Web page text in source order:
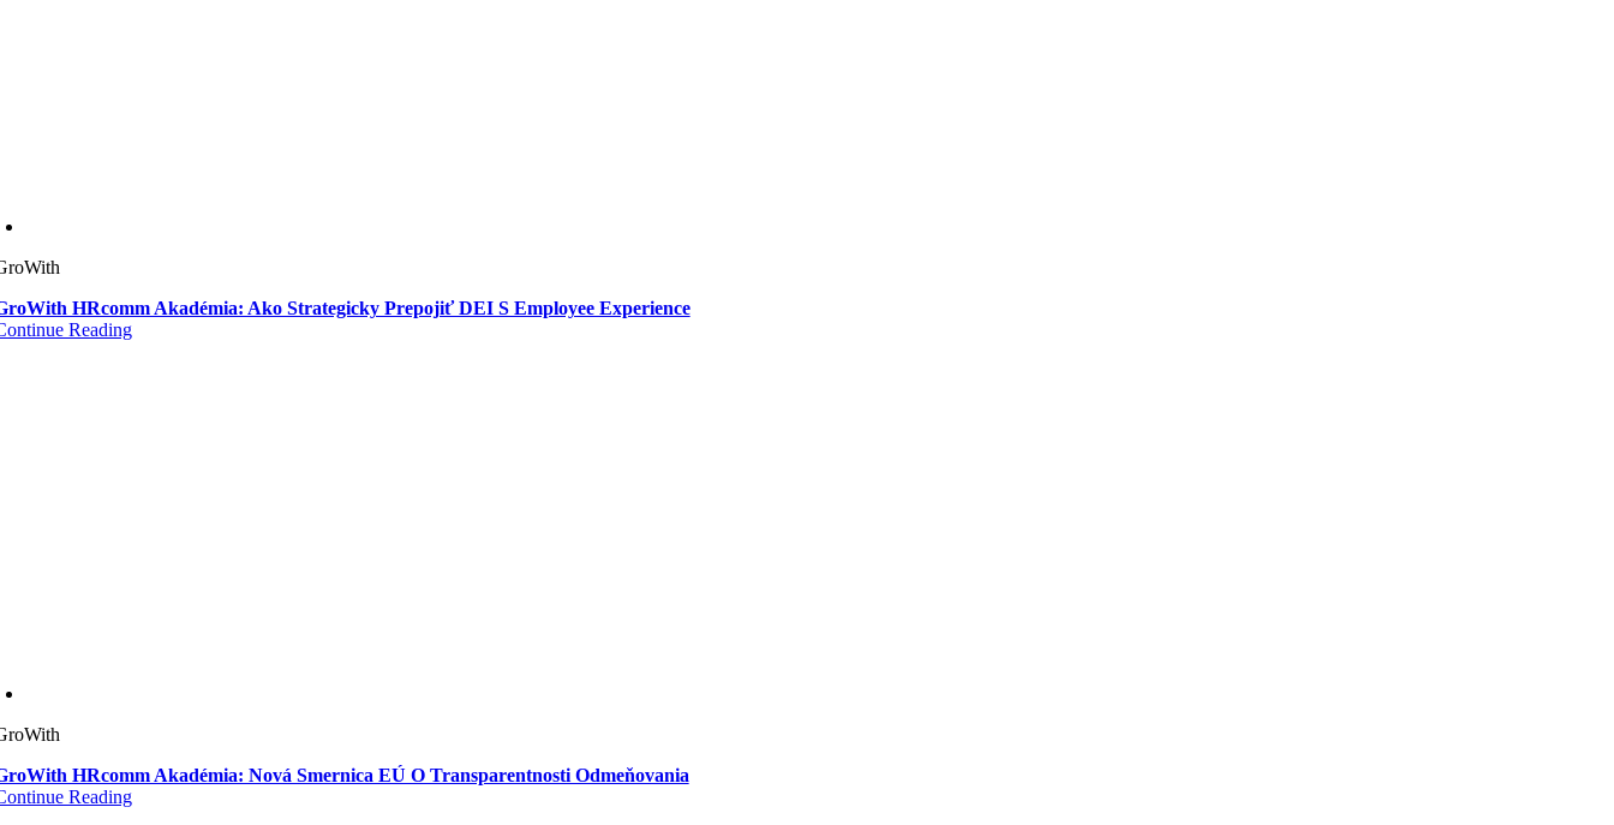
HRcomm Akadémia: Ako Strategicky Prepojiť DEI S Employee Experience
Reading
HRcomm Akadémia: Nová Smernica EÚ O Transparentnosti Odmeňovania
Reading